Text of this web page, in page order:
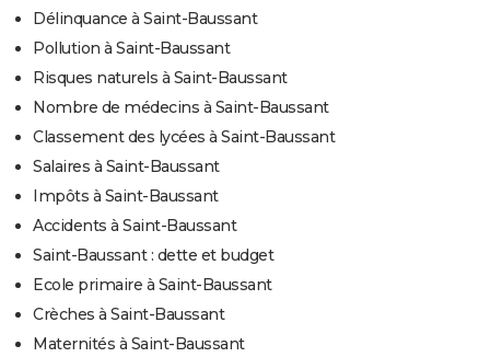
Délinquance à Saint-Baussant
Pollution à Saint-Baussant
Risques naturels à Saint-Baussant
Nombre de médecins à Saint-Baussant
Classement des lycées à Saint-Baussant
Salaires à Saint-Baussant
Impôts à Saint-Baussant
Accidents à Saint-Baussant
Saint-Baussant : dette et budget
Ecole primaire à Saint-Baussant
Crèches à Saint-Baussant
Maternités à Saint-Baussant